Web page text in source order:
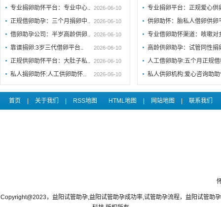
专业捐卵助怀平台：专业中心.. 2026-06-10
正规借卵助孕：三个月捐卵中.. 2026-06-10
借卵助孕公司：半岁高龄供卵.. 2026-06-10
靠谱捐卵:3岁三代借卵平台.. 2026-06-10
正规供卵助怀平台：大肚子私.. 2026-06-10
私人捐卵助怀:人工供卵助怀.. 2026-06-10
专业捐卵平台：正规爱心
供卵助怀：胎私人借卵供
专业借卵助怀渠道：咳嗽
高龄供卵助孕：试管同性
人工借卵助孕:五个月正规
私人供卵机构:爱心咨询助
首页 关于我们 RSS地图 HTML地图 网站地图 联系我们
Copyright@2023，益阳试管助孕,益阳试管助孕成功率,试管助孕流程，益阳试管助孕